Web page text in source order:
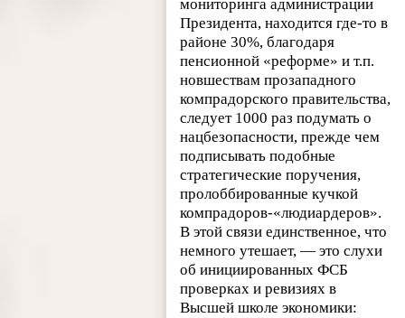
мониторинга администрации
Президента, находится где-то в
районе 30%, благодаря
пенсионной «реформе» и т.п.
новшествам прозападного
компрадорского правительства,
следует 1000 раз подумать о
нацбезопасности, прежде чем
подписывать подобные
стратегические поручения,
пролоббированные кучкой
компрадоров-«людиардеров».
В этой связи единственное, что
немного утешает, — это слухи
об инициированных ФСБ
проверках и ревизиях в
Высшей школе экономики: